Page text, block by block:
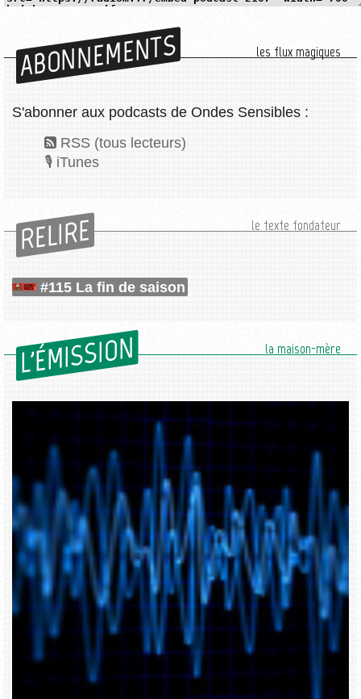
ABONNEMENTS les flux magiques
S'abonner aux podcasts de Ondes Sensibles :
RSS (tous lecteurs)
iTunes
RELIRE le texte fondateur
#115 La fin de saison
L'ÉMISSION la maison-mère